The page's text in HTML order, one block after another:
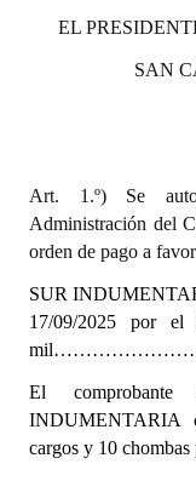
NORMATIVA
Comunicaciones
Resoluciones de
Antiguos
Registros y
EL
SAN
Art. 1.º) Se
Administración del
orden de pago a
SUR
17/09/2025 por el
El
INDUMENTARIA
cargos y 10